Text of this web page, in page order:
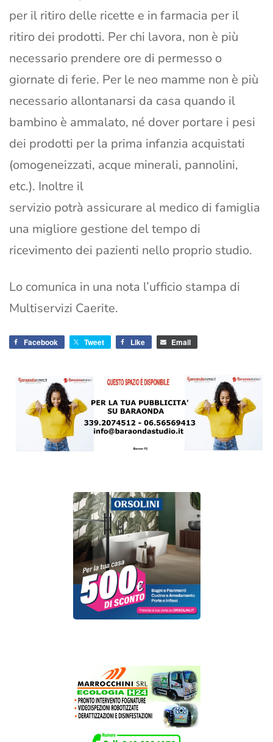
per il ritiro delle ricette e in farmacia per il
ritiro dei prodotti. Per chi lavora, non è più
necessario prendere ore di permesso o
giornate di ferie. Per le neo mamme non è più
necessario allontanarsi da casa quando il
bambino è ammalato, né dover portare i pesi
dei prodotti per la prima infanzia acquistati
(omogeneizzati, acque minerali, pannolini,
etc.). Inoltre il
servizio potrà assicurare al medico di famiglia
una migliore gestione del tempo di
ricevimento dei pazienti nello proprio studio.
Lo comunica in una nota l’ufficio stampa di
Multiservizi Caerite.
Facebook Tweet Like Email